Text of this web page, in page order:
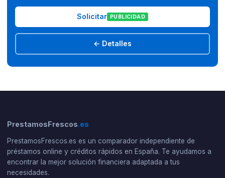
Solicitar PUBLICIDAD
← Detalles
PrestamosFrescos.es
PrestamosFrescos.es es un comparador independiente de
préstamos online y créditos rápidos en España. Te ayudamos a
encontrar la mejor solución financiera adaptada a tus
necesidades.